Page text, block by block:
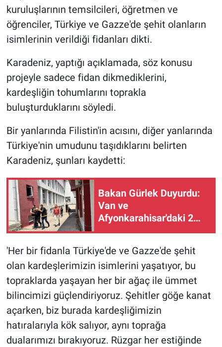
kuruluşlarının temsilcileri, öğretmen ve
öğrenciler, Türkiye ve Gazze'de şehit olanların
isimlerinin verildiği fidanları dikti.
Karadeniz, yaptığı açıklamada, söz konusu
projeyle sadece fidan dikmediklerini,
kardeşliğin tohumlarını toprakla
buluşturduklarını söyledi.
Bir yanlarında Filistin'in acısını, diğer yanlarında
Türkiye'nin umudunu taşıdıklarını belirten
Karadeniz, şunları kaydetti:
Bakan Gürlek Duyurdu:
Van ve
Afyonkarahisar'daki 2
'Her bir fidanla Türkiye'de ve Gazze'de şehit
olan kardeşlerimizin isimlerini yaşatıyor, bu
topraklarda yaşayan her bir ağaç ile ümmet
bilincimizi güçlendiriyoruz. Şehitler göğe kanat
açarken, biz burada kardeşliğimizin
hatıralarıyla kök salıyor, aynı toprağa
dualarımızı bırakıyoruz. Rüzgar her estiğinde